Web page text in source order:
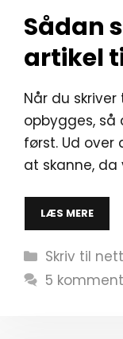
Sådan
artikel
Når du
opbygges,
først. Ud over
at skanne, da
LÆS MERE
Kategorier
Skriv til
5